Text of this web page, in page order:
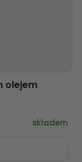
olejem
skladem